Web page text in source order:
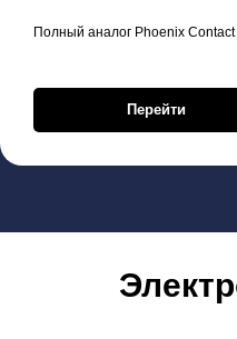
Полный аналог Phoenix Contact
Перейти